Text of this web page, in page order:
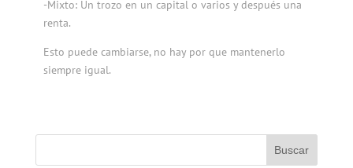
-Mixto: Un trozo en un capital o varios y después una
renta.
Esto puede cambiarse, no hay por que mantenerlo
siempre igual.
Buscar